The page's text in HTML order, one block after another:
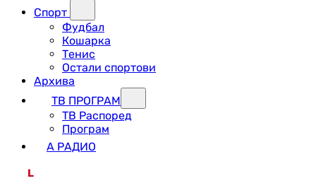
Спорт
Фудбал
Кошарка
Тенис
Остали спортови
Архива
ТВ ПРОГРАМ
ТВ Распоред
Програм
А РАДИО
L